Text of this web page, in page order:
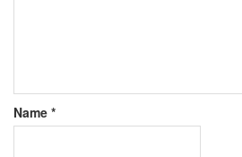
Name *